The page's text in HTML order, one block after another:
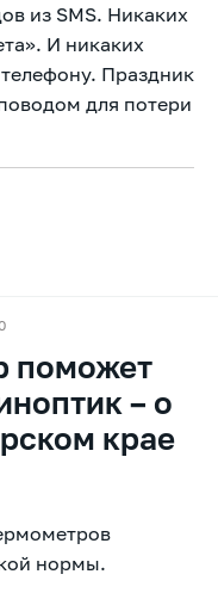
из SMS. Никаких
И никаких
Праздник
для потери
поможет
– о
крае
нормы.